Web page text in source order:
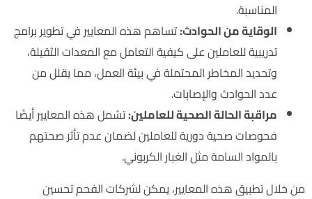
المناسبة.
الوقاية من الحوادث:تساهم هذه المعايير في تطوير برامج
تدريبية للعاملين على كيفية التعامل مع المعدات الثقيلة،
وتحديد المخاطر المحتملة في بيئة العمل، مما يقلل من
عدد الحوادث والإصابات.
مراقبة الحالة الصحية للعاملين:تشمل هذه المعايير أيضًا
فحوصات صحية دورية للعاملين لضمان عدم تأثر صحتهم
بالمواد السامة مثل الغبار الكربوني.
من خلال تطبيق هذه المعايير، يمكن لشركات الفحم تحسين